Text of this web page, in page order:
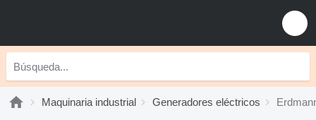
Maquinaria industrial Generadores eléctricos